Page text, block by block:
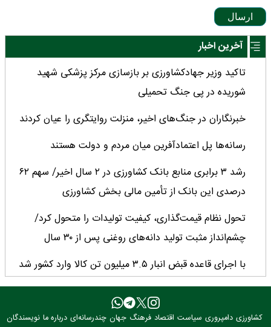
ارسال
آخرین اخبار
تاکید وزیر جهادکشاورزی بر بازسازی مرکز پزشکی شهید
شوریده در پی جنگ تحمیلی
خبرنگاران در جنگ‌های اخیر، منزلت روایتگری را عیان کردند
رسانه‌ها پل اعتمادآفرین میان مردم و دولت هستند
رشد ۳ برابری منابع بانک کشاورزی در ۲ سال اخیر/ سهم ۶۲
درصدی این بانک از تأمین مالی بخش کشاورزی
تحول نظام قیمت‌گذاری، کیفیت تولیدات را متحول کرد/
چشم‌انداز مثبت تولید دانه‌های روغنی پس از ۳۰ سال
با اجرای قاعده قبض انبار ۳.۵ میلیون تن کالا وارد کشور شد
میانگین عملکرد غلات ایران ۲.۷ تن در هکتار؛ فاصله معنادار با
کشورهای پیشروکشاورزی دامپروری سیاست اقتصاد فرهنگ جهان چندرسانه‌ای درباره ما نویسندگان